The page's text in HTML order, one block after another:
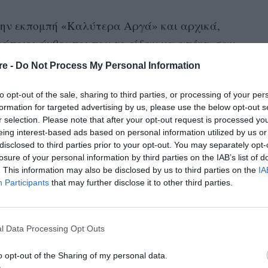
- Do Not Process My Personal Information
opt-out of the sale, sharing to third parties, or processing of your
for targeted advertising by us, please use the below opt-out
selection. Please note that after your opt-out request is processed
interest-based ads based on personal information utilized by us
to third parties prior to your opt-out. You may separately
of your personal information by third parties on the IAB’s list of
This information may also be disclosed by us to third parties on the
Participants that may further disclose it to other third parties.
Data Processing Opt Outs
opt-out of the Sharing of my personal data.
εκπομπή «Καλύτερα Αργά» και αρχικά,
άνθρωποι που το είδαν να απέκτησαν
πιστεύω ότι σαν κοινωνία έχουμε πάρα
μια πολύ βίαιη φάση, από την άλλη η
μιλήσει για αυτά τα πράγματα».